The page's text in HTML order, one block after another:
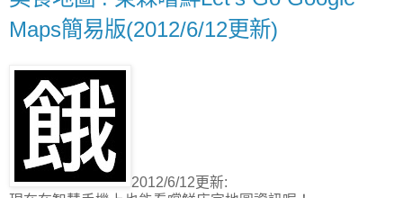
Maps簡易版(2012/6/12更新)
2012/6/12更新: